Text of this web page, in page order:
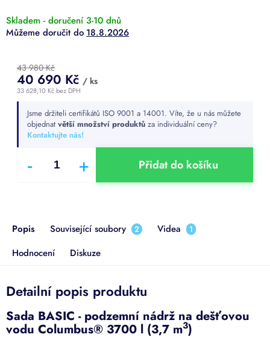
Skladem - doručení 3-10 dnů
18.8.2026
43 980 Kč
40 690 Kč / ks
33 628,10 Kčbez DPH
cena:Jsme držiteli certifikátů ISO 9001 a 14001. Víte, že u nás můžete
objednat větší množství produktů za individuální ceny?
Kontaktujte nás!
Přidat do košíku
Popis Související soubory 2 Videa 1
Hodnocení Diskuze
Detailní popis produktu
Sada BASIC - podzemní nádrž na dešťovou
vodu Columbus® 3700 l (3,7 m3)